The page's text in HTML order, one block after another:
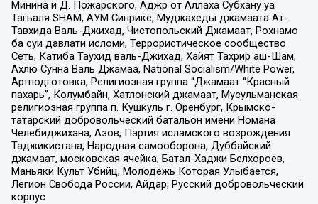
Минина и Д. Пожарского, Аджр от Аллаха Субхану уа
Тагьаля SHAM, АУМ Синрике, Муджахеды джамаата Ат-
Тавхида Валь-Джихад, Чистопольский Джамаат, Рохнамо
ба суи давлати исломи, Террористическое сообщество
Сеть, Катиба Таухид валь-Джихад, Хайят Тахрир аш-Шам,
Ахлю Сунна Валь Джамаа, National Socialism/White Power,
Артподготовка, Религиозная группа “Джамаат “Красный
пахарь”, Колумбайн, Хатлонский джамаат, Мусульманская
религиозная группа п. Кушкуль г. Оренбург, Крымско-
татарский добровольческий батальон имени Номана
Челебиджихана, Азов, Партия исламского возрождения
Таджикистана, Народная самооборона, Дуббайский
джамаат, московская ячейка, Батал-Хаджи Белхороев,
Маньяки Культ Убийц, Молодёжь Которая Улыбается,
Легион Свобода России, Айдар, Русский добровольческий
корпус